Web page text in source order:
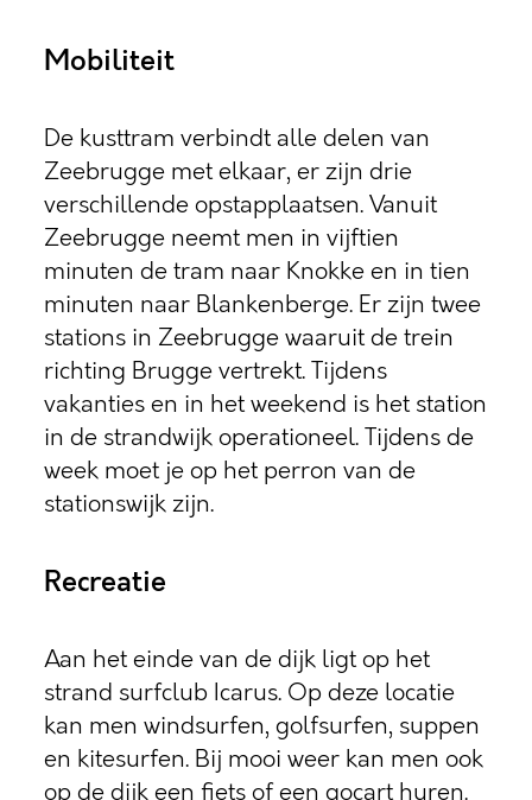
Mobiliteit
De kusttram verbindt alle delen van
Zeebrugge met elkaar, er zijn drie
verschillende opstapplaatsen. Vanuit
Zeebrugge neemt men in vijftien
minuten de tram naar Knokke en in tien
minuten naar Blankenberge. Er zijn twee
stations in Zeebrugge waaruit de trein
richting Brugge vertrekt. Tijdens
vakanties en in het weekend is het station
in de strandwijk operationeel. Tijdens de
week moet je op het perron van de
stationswijk zijn.
Recreatie
Aan het einde van de dijk ligt op het
strand surfclub Icarus. Op deze locatie
kan men windsurfen, golfsurfen, suppen
en kitesurfen. Bij mooi weer kan men ook
op de dijk een fiets of een gocart huren.